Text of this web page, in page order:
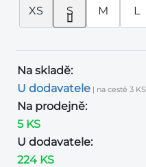
XS S M L
Na skladě:
U dodavatele | na cestě 3 KS
Na prodejně:
5 KS
U dodavatele:
224 KS